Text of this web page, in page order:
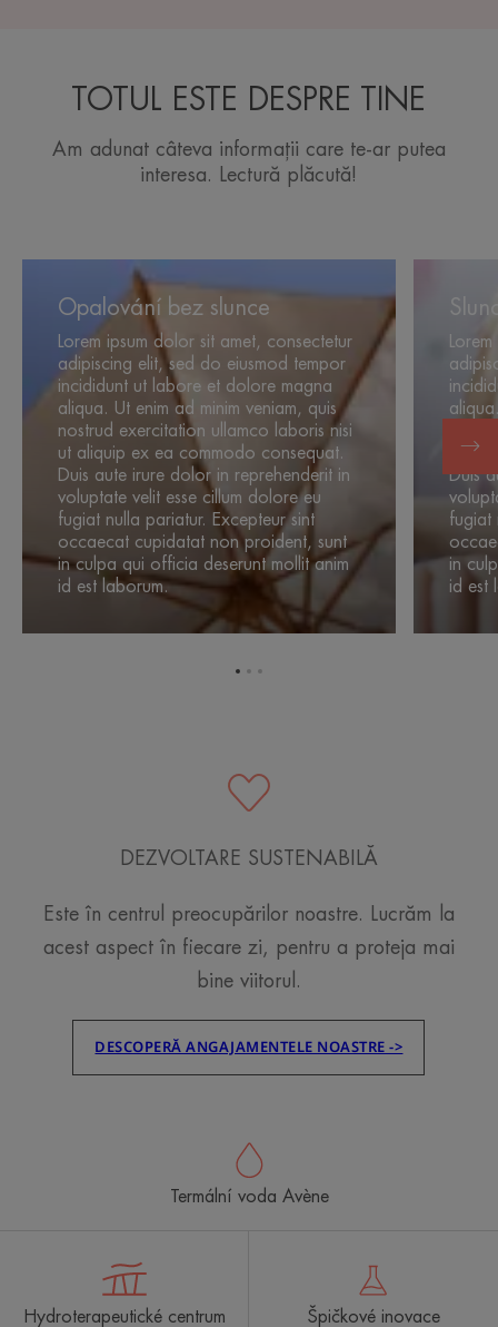
TOTUL ESTE DESPRE TINE
Am adunat câteva informații care te-ar putea
interesa. Lectură plăcută!
Opalování bez slunce
Lorem ipsum dolor sit amet, consectetur
adipiscing elit, sed do eiusmod tempor
incididunt ut labore et dolore magna
aliqua. Ut enim ad minim veniam, quis
nostrud exercitation ullamco laboris nisi
ut aliquip ex ea commodo consequat.
Duis aute irure dolor in reprehenderit in
voluptate velit esse cillum dolore eu
fugiat nulla pariatur. Excepteur sint
occaecat cupidatat non proident, sunt
in culpa qui officia deserunt mollit anim
id est laborum.
ut
Duis
fugiat
in
id est
DEZVOLTARE SUSTENABILĂ
Este în centrul preocupărilor noastre. Lucrăm la
acest aspect în fiecare zi, pentru a proteja mai
bine viitorul.
DESCOPERĂ ANGAJAMENTELE NOASTRE ->
Termální voda Avène
Hydroterapeutické centrum
Špičkové inovace